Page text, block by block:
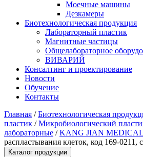
Моечные машины
Дезкамеры
Биотехнологическая продукция
Лабораторный пластик
Магнитные частицы
Общелабораторное
ВИВАРИЙ
Консалтинг и проектирование
Новости
Обучение
Контакты
Главная /Биотехнологическая
пластик /Микробиологический
лабораторные /KANG JIAN MEDICAL
распластывания клеток, код 169-0211,
Каталог продукции